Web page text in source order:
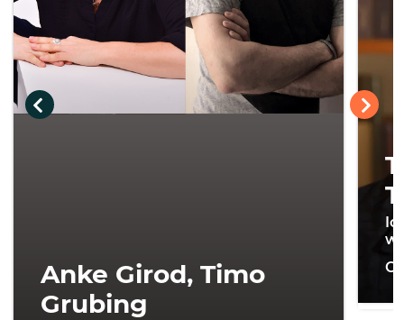
Anke Girod, Timo
Grubing